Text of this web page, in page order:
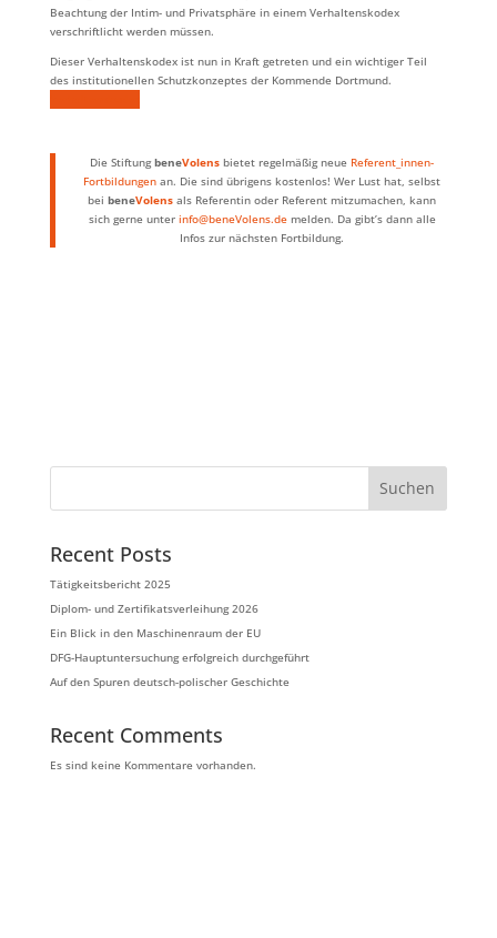
Beachtung der Intim- und Privatsphäre in einem Verhaltenskodex
verschriftlicht werden müssen.
Dieser Verhaltenskodex ist nun in Kraft getreten und ein wichtiger Teil
des institutionellen Schutzkonzeptes der Kommende Dortmund.
Die StiftungbeneVolens bietet regelmäßig neue Referent_innen-
Fortbildungen an. Die sind übrigens kostenlos! Wer Lust hat, selbst
beibeneVolens als Referentin oder Referent mitzumachen, kann
sich gerne unter info@beneVolens.demelden. Da gibt’s dann alle
Infos zur nächsten Fortbildung.
Suchen
Recent Posts
Tätigkeitsbericht 2025
Diplom- und Zertifikatsverleihung 2026
Ein Blick in den Maschinenraum der EU
DFG-Hauptuntersuchung erfolgreich durchgeführt
Auf den Spuren deutsch-polischer Geschichte
Recent Comments
Es sind keine Kommentare vorhanden.